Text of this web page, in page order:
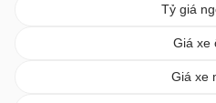
Tỷ giá
Giá xe
Giá xe